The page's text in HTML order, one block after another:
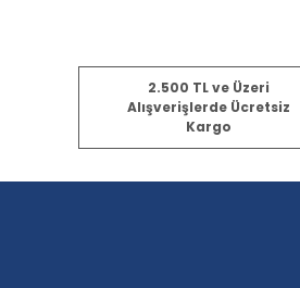
Bu ürünün fiyat bilgisi, resim,
Görüş ve önerileriniz için
Ürün resmi kalitesiz, bozuk
Ürün açıklamasında eksik
2.500 TL ve Üzeri
Alışverişlerde Ücretsiz
Kargo